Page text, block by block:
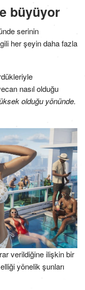
büyüyor
serinin
her şeyin daha fazla
nasıl olduğu
olduğu yönünde.
verildiğine ilişkin bir
yönelik şunları